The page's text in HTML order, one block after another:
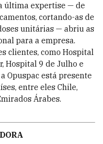
última expertise — de
cortando-as de
unitárias — abriu as
para a empresa.
clientes, como Hospital
Hospital 9 de Julho e
Opuspac está presente
entre eles Chile,
Árabes.